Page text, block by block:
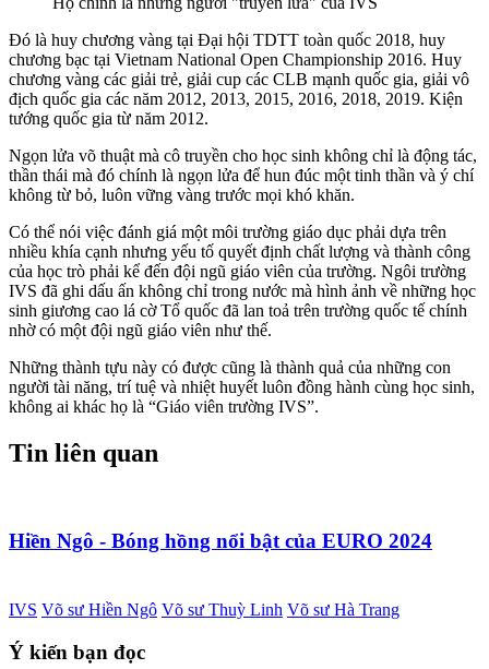
Đó là huy chương vàng tại Đại hội TDTT toàn quốc 2018, huy
chương bạc tại Vietnam National Open Championship 2016. Huy
chương vàng các giải trẻ, giải cup các CLB mạnh quốc gia, giải vô
địch quốc gia các năm 2012, 2013, 2015, 2016, 2018, 2019. Kiện
tướng quốc gia từ năm 2012.
Ngọn lửa võ thuật mà cô truyền cho học sinh không chỉ là động tác,
thần thái mà đó chính là ngọn lửa để hun đúc một tinh thần và ý chí
không từ bỏ, luôn vững vàng trước mọi khó khăn.
Có thể nói việc đánh giá một môi trường giáo dục phải dựa trên
nhiều khía cạnh nhưng yếu tố quyết định chất lượng và thành công
của học trò phải kể đến đội ngũ giáo viên của trường. Ngôi trường
IVS đã ghi dấu ấn không chỉ trong nước mà hình ảnh về những học
sinh giương cao lá cờ Tổ quốc đã lan toả trên trường quốc tế chính
nhờ có một đội ngũ giáo viên như thế.
Những thành tựu này có được cũng là thành quả của những con
người tài năng, trí tuệ và nhiệt huyết luôn đồng hành cùng học sinh,
không ai khác họ là “Giáo viên trường IVS”.
Tin liên quan
Hiền Ngô - Bóng hồng nổi bật của EURO 2024
IVS Võ sư Hiền Ngô Võ sư Thuỳ Linh Võ sư Hà Trang
Ý kiến bạn đọc